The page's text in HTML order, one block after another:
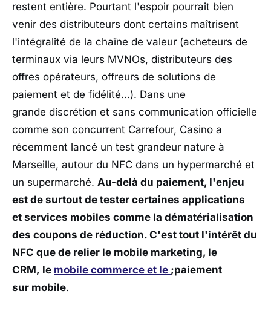
restent entière. Pourtant l'espoir pourrait bien
venir des distributeurs dont certains maîtrisent
l'intégralité de la chaîne de valeur (acheteurs de
terminaux via leurs MVNOs, distributeurs des
offres opérateurs, offreurs de solutions de
paiement et de fidélité…). Dans une
grande discrétion et sans communication officielle
comme son concurrent Carrefour, Casino a
récemment lancé un test grandeur nature à
Marseille, autour du NFC dans un hypermarché et
un supermarché. Au-delà du paiement, l'enjeu
est de surtout de tester certaines applications
et services mobiles comme la dématérialisation
des coupons de réduction. C'est tout l'intérêt du
NFC que de relier le mobile marketing, le
CRM, le mobile commerce et le ;paiement
sur mobile.